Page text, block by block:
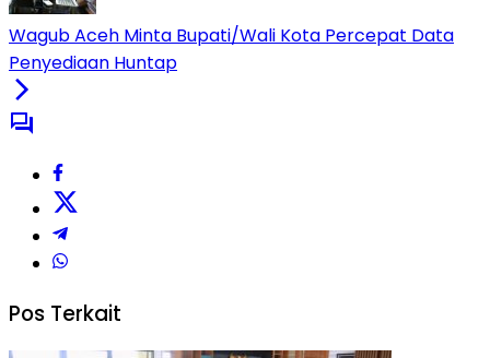
Wagub Aceh Minta Bupati/Wali Kota Percepat Data
Penyediaan Huntap
Pos Terkait